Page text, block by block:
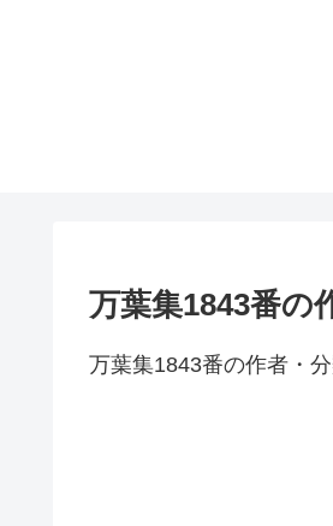
万葉集1843番の
万葉集1843番の作者・